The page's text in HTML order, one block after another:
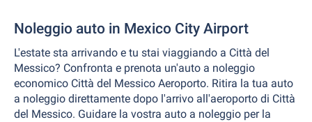
Noleggio auto in Mexico City Airport
L'estate sta arrivando e tu stai viaggiando a Città del
Messico? Confronta e prenota un'auto a noleggio
economico Città del Messico Aeroporto. Ritira la tua auto
a noleggio direttamente dopo l'arrivo all'aeroporto di Città
del Messico. Guidare la vostra auto a noleggio per la